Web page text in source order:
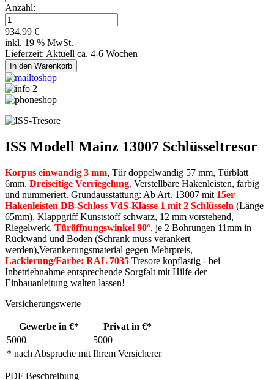
Anzahl:
934.99 €
inkl. 19 % MwSt.
Lieferzeit: Aktuell ca. 4-6 Wochen
ISS Modell Mainz 13007 Schlüsseltresor
Korpus einwandig 3 mm, Tür doppelwandig 57 mm, Türblatt
6mm. Dreiseitige Verriegelung. Verstellbare Hakenleisten, farbig
und nummeriert. Grundausstattung: Ab Art. 13007 mit 15er
Hakenleisten DB-Schloss VdS-Klasse 1 mit 2 Schlüsseln (Länge
65mm), Klappgriff Kunststoff schwarz, 12 mm vorstehend,
Riegelwerk, Türöffnungswinkel 90°, je 2 Bohrungen 11mm in
Rückwand und Boden (Schrank muss verankert
werden),Verankerungsmaterial gegen Mehrpreis,
Lackierung/Farbe: RAL 7035 Tresore kopflastig - bei
Inbetriebnahme entsprechende Sorgfalt mit Hilfe der
Einbauanleitung walten lassen!
Versicherungswerte
Gewerbe in €* Privat in €*
* nach Absprache mit Ihrem Versicherer
5000 5000
PDF Beschreibung